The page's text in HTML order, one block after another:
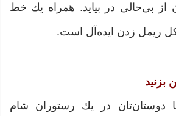
از بی‌حالی در بیاید. همراه یك خط
ریمل زدن ایده‌آل است.
بزنید
در یك رستوران شام